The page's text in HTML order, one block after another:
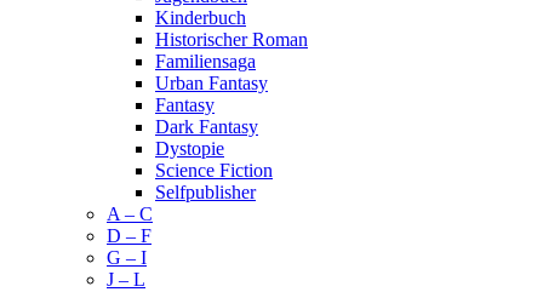
Kinderbuch
Historischer Roman
Familiensaga
Urban Fantasy
Fantasy
Dark Fantasy
Dystopie
Science Fiction
Selfpublisher
A – C
D – F
G – I
J – L